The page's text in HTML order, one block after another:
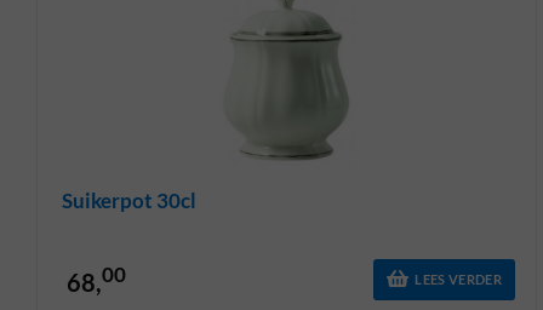
Suikerpot 30cl
68,00 LEES VERDER